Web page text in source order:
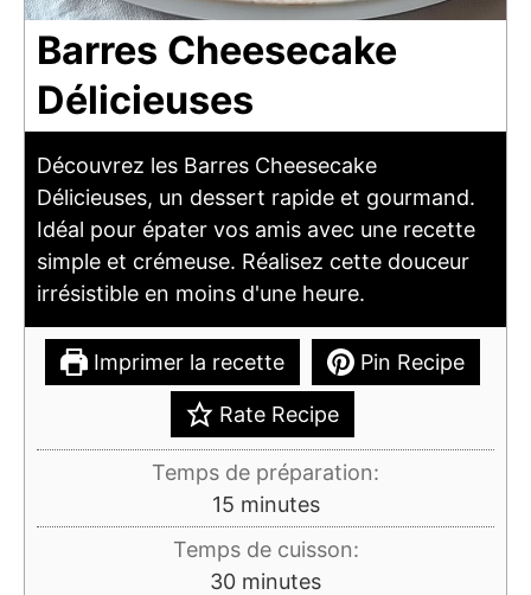
Barres Cheesecake
Délicieuses
Découvrez les Barres Cheesecake
Délicieuses, un dessert rapide et gourmand.
Idéal pour épater vos amis avec une recette
simple et crémeuse. Réalisez cette douceur
irrésistible en moins d'une heure.
Imprimer la recette Pin Recipe
Rate Recipe
Temps de préparation:
15minutes
minutes
Temps de cuisson:
30minutes
minutes